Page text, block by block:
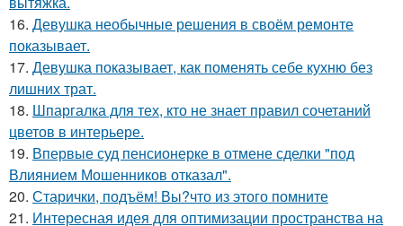
16. Девушка необычные решения в своём ремонте
показывает.
17. Девушка показывает, как поменять себе кухню без
лишних трат.
18. Шпаргалка для тех, кто не знает правил сочетаний
цветов в интерьере.
19. Впервые суд пенсионерке в отмене сделки "под
Влиянием Мошенников отказал".
20. Старички, подъём! Вы?что из этого помните
21. Интересная идея для оптимизации пространства на